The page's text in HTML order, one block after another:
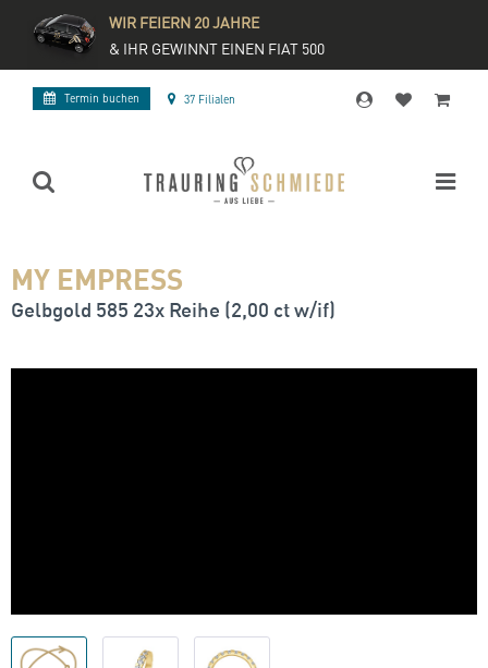
WIR FEIERN 20 JAHRE
& IHR GEWINNT EINEN FIAT 500
Termin buchen 37 Filialen
MY EMPRESS
Gelbgold 585 23x Reihe (2,00 ct w/if)